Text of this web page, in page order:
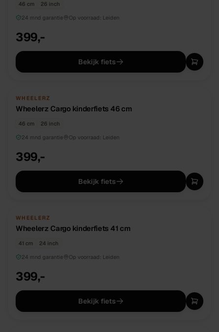
46 cm
26 inch
24 mnd garantie
Op voorraad: Leiden
399,-
Bekijk fiets
NIEUW
WHEELERZ
Wheelerz Cargo kinderfiets 46 cm
46 cm
26 inch
24 mnd garantie
Op voorraad: Leiden
399,-
Bekijk fiets
NIEUW
WHEELERZ
Wheelerz Cargo kinderfiets 41 cm
41 cm
24 inch
24 mnd garantie
Op voorraad: Leiden
399,-
Bekijk fiets